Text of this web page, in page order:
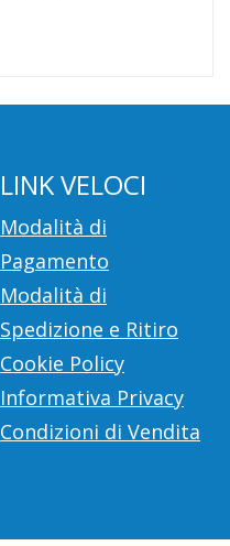
LINK VELOCI
Modalità di
Pagamento
Modalità di
Spedizione e Ritiro
Cookie Policy
Informativa Privacy
Condizioni di Vendita